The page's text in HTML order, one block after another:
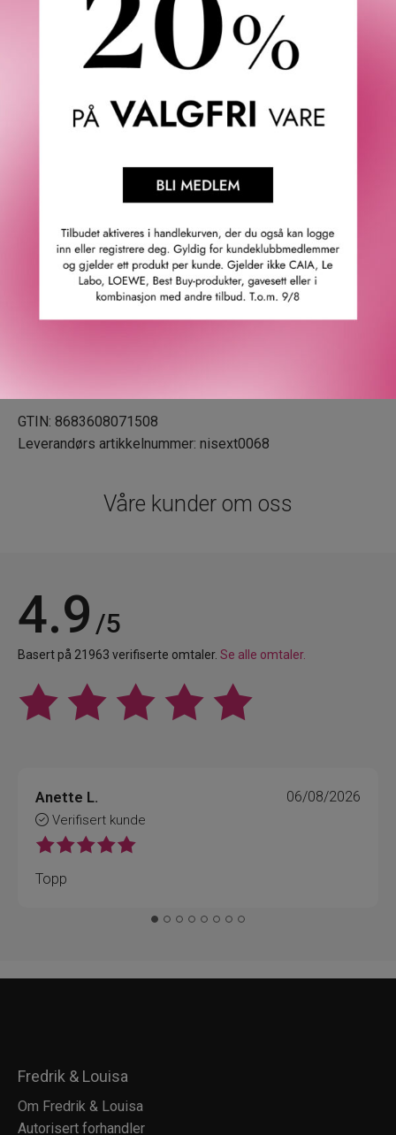
Friskheten fra Marine Accord blander seg sømløst med
kulden fra mynte, og fremkaller det plutselige,
forfriskende krasjet av en bølge. Denne spennende
henter dybde og balanse fra jorden. Stjerneanis og
sandeltre gir en varm og søt omfavnelse som minner om
gulrotfrø gir en svakt kjødelig vri som gjenspeiler den rå,
primale essensen i naturens ustyrte begjær.
Toppnoter: Mandarin, ambra og amber.
Hjertenoter: Stjerneanis, gulrot, mynte og cypriol.
Bunnoter: Musk, hvit musk, sandeltre og vetiver.
Deziro er designet for deg som er tiltrukket av de
GTIN: 8683608071508
Leverandørs artikkelnummer: nisext0068
Våre kunder om oss
4.9 /5
Basert på 21963 verifiserte omtaler. Se alle omtaler.
Anette L.
Verifisert kunde
06/08/2026
Topp
Fredrik & Louisa
Om Fredrik & Louisa
Autorisert forhandler